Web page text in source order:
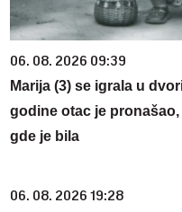
06. 08. 2026 09:39
Marija (3) se igrala u
godine otac je
gde je bila
06. 08. 2026 19:28